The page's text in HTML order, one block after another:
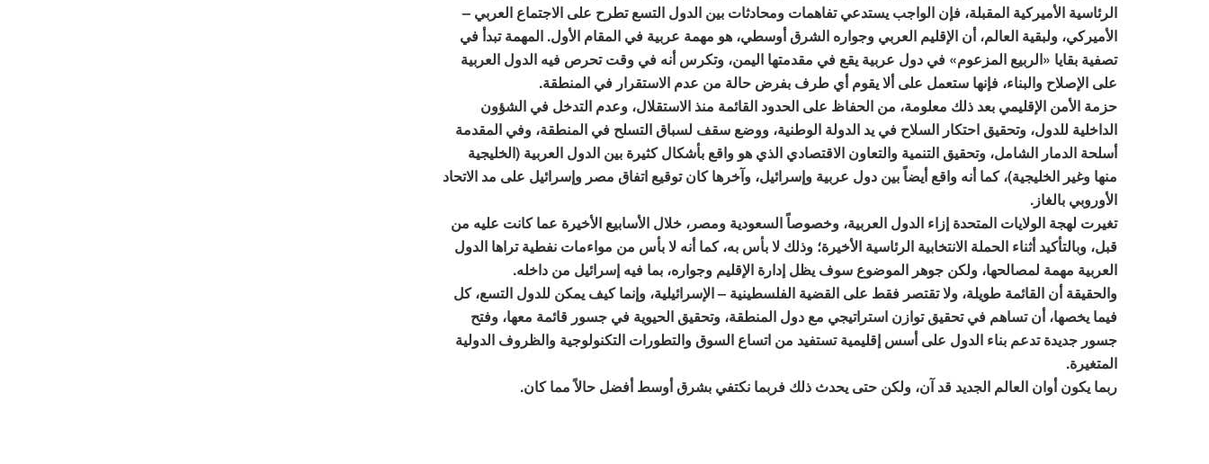
الرئاسية الأميركية المقبلة، فإن الواجب يستدعي تفاهمات ومحادثات بين الدول التسع تطرح على الاجتماع العربي –
الأميركي، ولبقية العالم، أن الإقليم العربي وجواره الشرق أوسطي، هو مهمة عربية في المقام الأول. المهمة تبدأ في
تصفية بقايا «الربيع المزعوم» في دول عربية يقع في مقدمتها اليمن، وتكرس أنه في وقت تحرص فيه الدول العربية
على الإصلاح والبناء، فإنها ستعمل على ألا يقوم أي طرف بفرض حالة من عدم الاستقرار في المنطقة.
حزمة الأمن الإقليمي بعد ذلك معلومة، من الحفاظ على الحدود القائمة منذ الاستقلال، وعدم التدخل في الشؤون
الداخلية للدول، وتحقيق احتكار السلاح في يد الدولة الوطنية، ووضع سقف لسباق التسلح في المنطقة، وفي المقدمة
أسلحة الدمار الشامل، وتحقيق التنمية والتعاون الاقتصادي الذي هو واقع بأشكال كثيرة بين الدول العربية (الخليجية
منها وغير الخليجية)، كما أنه واقع أيضاً بين دول عربية وإسرائيل، وآخرها كان توقيع اتفاق مصر وإسرائيل على مد الاتحاد
الأوروبي بالغاز.
تغيرت لهجة الولايات المتحدة إزاء الدول العربية، وخصوصاً السعودية ومصر، خلال الأسابيع الأخيرة عما كانت عليه من
قبل، وبالتأكيد أثناء الحملة الانتخابية الرئاسية الأخيرة؛ وذلك لا بأس به، كما أنه لا بأس من مواءمات نفطية تراها الدول
العربية مهمة لمصالحها، ولكن جوهر الموضوع سوف يظل إدارة الإقليم وجواره، بما فيه إسرائيل من داخله.
والحقيقة أن القائمة طويلة، ولا تقتصر فقط على القضية الفلسطينية – الإسرائيلية، وإنما كيف يمكن للدول التسع، كل
فيما يخصها، أن تساهم في تحقيق توازن استراتيجي مع دول المنطقة، وتحقيق الحيوية في جسور قائمة معها، وفتح
جسور جديدة تدعم بناء الدول على أسس إقليمية تستفيد من اتساع السوق والتطورات التكنولوجية والظروف الدولية
المتغيرة.
ربما يكون أوان العالم الجديد قد آن، ولكن حتى يحدث ذلك فربما نكتفي بشرق أوسط أفضل حالاً مما كان.